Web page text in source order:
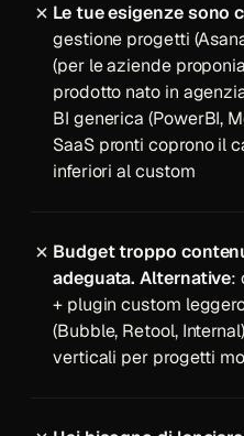
Le tue esigenze sono
gestione progetti
(per le aziende
prodotto nato in
BI generica (PowerBI,
SaaS pronti coprono il
inferiori al custom
Budget troppo
adeguata. Alternative:
+ plugin custom
(Bubble, Retool,
verticali per progetti